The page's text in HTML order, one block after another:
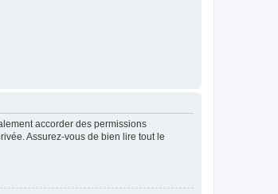
accorder des permissions
Assurez-vous de bien lire tout le